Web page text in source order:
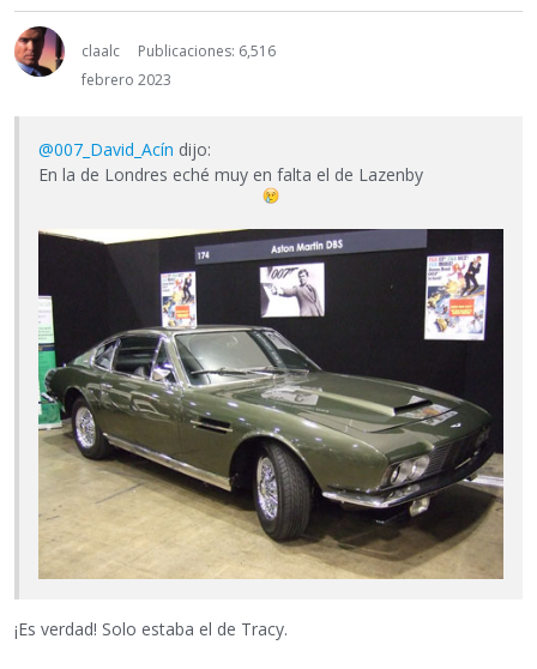
claalc
Publicaciones: 6,516
febrero 2023
@007_David_Acín dijo:
En la de Londres eché muy en falta el de Lazenby
¡Es verdad! Solo estaba el de Tracy.